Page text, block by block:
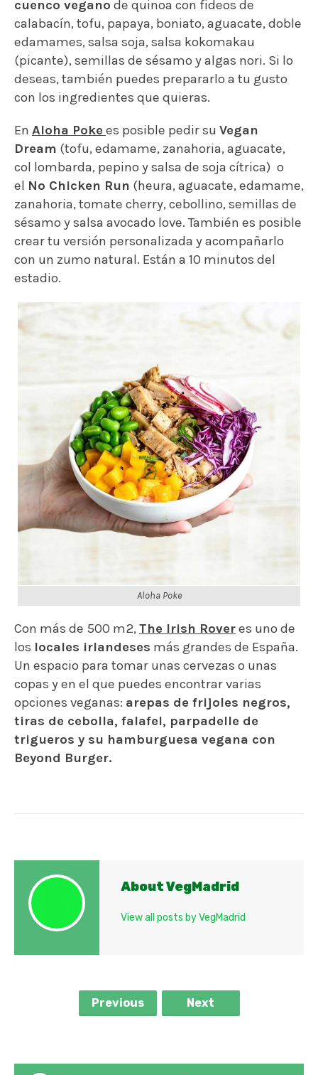
cuenco vegano de quinoa con fideos de
calabacín, tofu, papaya, boniato, aguacate, doble
edamames, salsa soja, salsa kokomakau
(picante), semillas de sésamo y algas nori. Si lo
deseas, también puedes prepararlo a tu gusto
con los ingredientes que quieras.
En Aloha Poke es posible pedir su Vegan
Dream (tofu, edamame, zanahoria, aguacate,
col lombarda, pepino y salsa de soja cítrica) o
el No Chicken Run (heura, aguacate, edamame,
zanahoria, tomate cherry, cebollino, semillas de
sésamo y salsa avocado love. También es posible
crear tu versión personalizada y acompañarlo
con un zumo natural. Están a 10 minutos del
estadio.
Aloha Poke
Con más de 500 m2, The Irish Roveres uno de
los locales irlandeses más grandes de España.
Un espacio para tomar unas cervezas o unas
copas y en el que puedes encontrar varias
opciones veganas: arepas de frijoles negros,
tiras de cebolla, falafel, parpadelle de
trigueros y su hamburguesa vegana con
Beyond Burger.
About VegMadrid
View all posts by VegMadrid
Previous Next